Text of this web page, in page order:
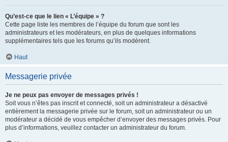
Qu’est-ce que le lien « L’équipe » ?
Cette page liste les membres de l’équipe du forum que sont les
administrateurs et les modérateurs, en plus de quelques informations
supplémentaires tels que les forums qu’ils modèrent.
Haut
Messagerie privée
Je ne peux pas envoyer de messages privés !
Soit vous n’êtes pas inscrit et connecté, soit un administrateur a désactivé
entièrement la messagerie privée sur le forum, soit un administrateur ou un
modérateur a décidé de vous empêcher d’envoyer des messages privés. Pour
plus d’informations, veuillez contacter un administrateur du forum.